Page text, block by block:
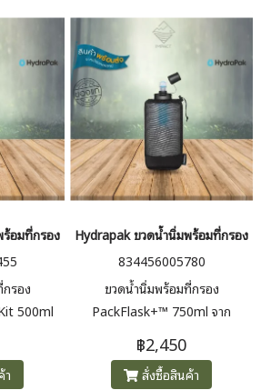
อมที่กรอง UltraFlask+ Filter Kit 500ml
รอง
500ml
ตาม
าะสำหรับ
Hydrapak ขวดน้ำนิ่มพร้อมที่กรอง
834456005780
ขวดน้ำนิ่มพร้อมที่กรอง
PackFlask+™ 750ml จาก
แบคทีเรียได้ถึง 99.99% ตาม
มาตรฐาน HSF 42 - เหมาะสำหรับ
฿2,450
สั่งซื้อสินค้า